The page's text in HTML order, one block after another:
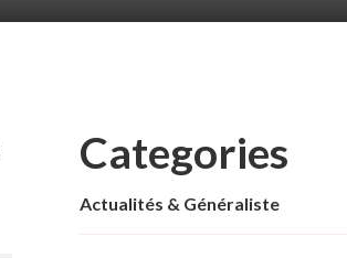
Categories
Actualités & Généraliste